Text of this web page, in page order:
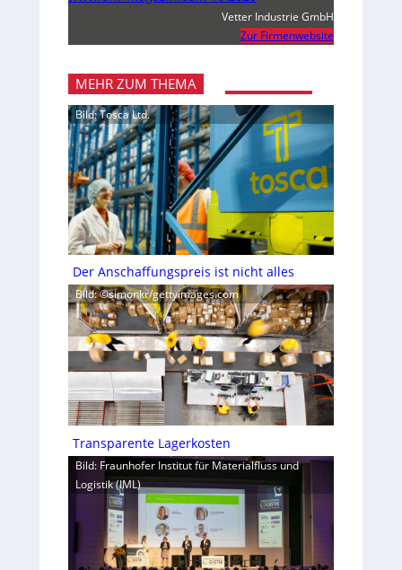
Vetter Industrie GmbH
Zur Firmenwebsite
MEHR ZUM THEMA
Bild: Tosca Ltd.
Der Anschaffungspreis ist nicht alles
Bild: ©simonkr/gettyimages.com
Transparente Lagerkosten
Bild: Fraunhofer Institut für Materialfluss und
Logistik (IML)